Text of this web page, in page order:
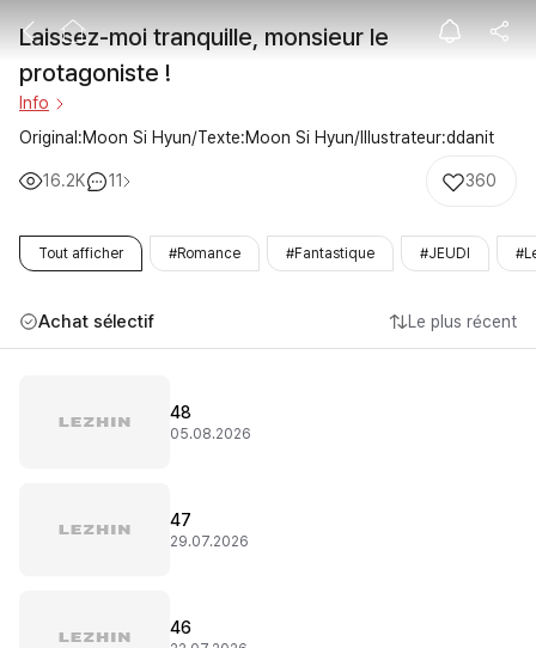
Laissez-moi
Laissez-moi tranquille, monsieur le
protagoniste !
Info
Original:Moon Si Hyun/Texte:Moon Si Hyun/Illustrateur:ddanit
16.2K 11 360
Tout afficher #Romance #Fantastique #JEUDI
Achat sélectif Le plus récent
48
05.08.2026
47
29.07.2026
46